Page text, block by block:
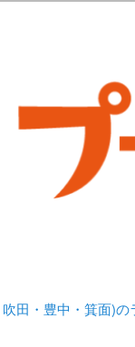
日記 |
ンチ＆
田・豊中・箕面)